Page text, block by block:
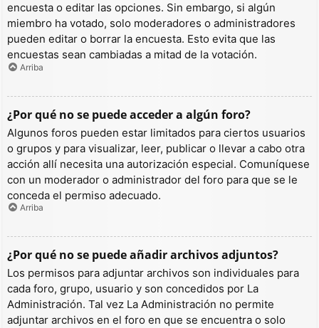
encuesta o editar las opciones. Sin embargo, si algún
miembro ha votado, solo moderadores o administradores
pueden editar o borrar la encuesta. Esto evita que las
encuestas sean cambiadas a mitad de la votación.
Arriba
¿Por qué no se puede acceder a algún foro?
Algunos foros pueden estar limitados para ciertos usuarios
o grupos y para visualizar, leer, publicar o llevar a cabo otra
acción allí necesita una autorización especial. Comuníquese
con un moderador o administrador del foro para que se le
conceda el permiso adecuado.
Arriba
¿Por qué no se puede añadir archivos adjuntos?
Los permisos para adjuntar archivos son individuales para
cada foro, grupo, usuario y son concedidos por La
Administración. Tal vez La Administración no permite
adjuntar archivos en el foro en que se encuentra o solo